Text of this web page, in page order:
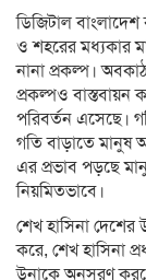
ডিজিটাল
ও শহরের মধ্যকার
নানা প্রকল্প।
প্রকল্পও বাস্তবায়ন
পরিবর্তন এসেছে।
গতি বাড়াতে মানুষ
এর প্রভাব পড়ছে
নিয়মিতভাবে।
শেখ হাসিনা দেশের
করে, শেখ হাসিনা
উনাকে অনুসরণ